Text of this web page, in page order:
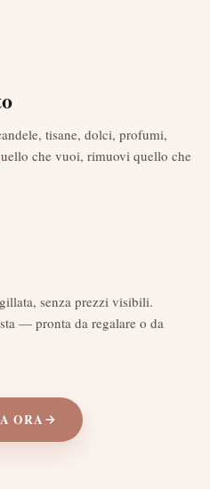
tisane, dolci, profumi,
che vuoi, rimuovi quello che
senza prezzi visibili.
— pronta da regalare o da
ORA